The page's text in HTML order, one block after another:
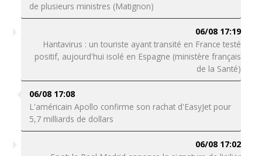
de plusieurs ministres (Matignon)
06/08 17:19
Hantavirus : un touriste ayant transité en France testé
positif, aujourd'hui isolé en Espagne (ministère français
de la Santé)
06/08 17:08
L'américain Apollo confirme son rachat d'EasyJet pour
5,7 milliards de dollars
06/08 17:02